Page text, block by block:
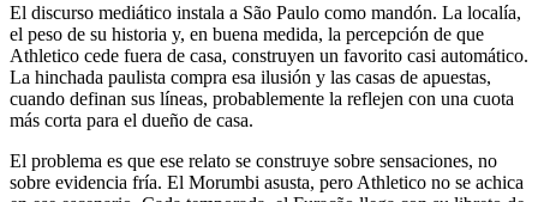
El discurso mediático instala a São Paulo como mandón. La localía,
el peso de su historia y, en buena medida, la percepción de que
Athletico cede fuera de casa, construyen un favorito casi automático.
La hinchada paulista compra esa ilusión y las casas de apuestas,
cuando definan sus líneas, probablemente la reflejen con una cuota
más corta para el dueño de casa.
El problema es que ese relato se construye sobre sensaciones, no
sobre evidencia fría. El Morumbi asusta, pero Athletico no se achica